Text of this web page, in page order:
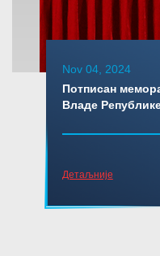
Nov 04, 2024
Потписан
Владе
Детаљније